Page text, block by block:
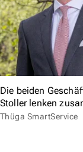
Die beiden
Stoller lenken
Thüga SmartService